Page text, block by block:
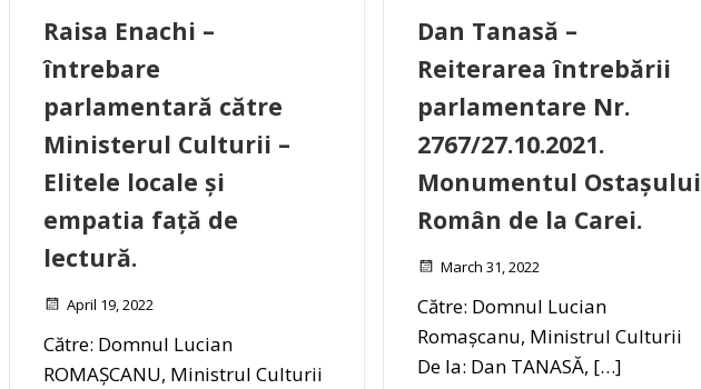
Raisa Enachi –
întrebare
parlamentară către
Ministerul Culturii –
Elitele locale și
empatia față de
lectură.
April 19, 2022
Către: Domnul Lucian
ROMAȘCANU, Ministrul Culturii
Dan Tanasă –
Reiterarea întrebării
parlamentare Nr.
2767/27.10.2021.
Monumentul Ostașului
Român de la Carei.
March 31, 2022
Către: Domnul Lucian
Romașcanu, Ministrul Culturii
De la: Dan TANASĂ, […]